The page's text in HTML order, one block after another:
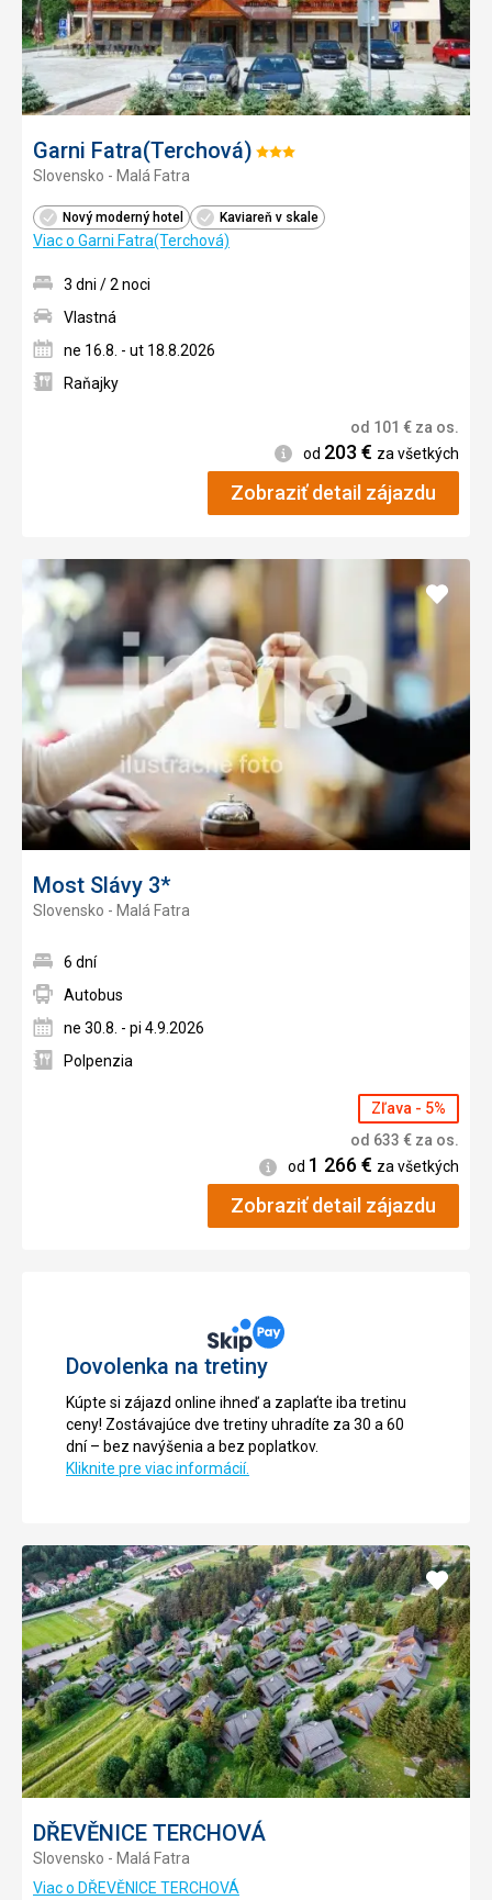
Garni Fatra(Terchová) Hodnotenie:
Slovensko - Malá Fatra
Nový moderný hotel Kaviareň v skale
Viac o Garni Fatra(Terchová)
3 dni / 2 noci
Vlastná
ne 16.8. - ut 18.8.2026
Raňajky
od 101 € za os.
Informácie
od 203 € za všetkých
Zobraziť detail zájazdu
Most Slávy 3*
Slovensko - Malá Fatra
Pridať
6 dní
Autobus
ne 30.8. - pi 4.9.2026
Polpenzia
Zľava - 5%
od 633 € za os.
Informácie
od 1 266€ za všetkých
Zobraziť detail zájazdu
Dovolenka na tretiny
Kúpte si zájazd online ihneď a zaplaťte iba tretinu
ceny! Zostávajúce dve tretiny uhradíte za 30 a 60
dní – bez navýšenia a bez poplatkov.
Kliknite pre viac informácií.
DŘEVĚNICE TERCHOVÁ
Slovensko - Malá Fatra
Viac o DŘEVĚNICE TERCHOVÁ
Pridať
do